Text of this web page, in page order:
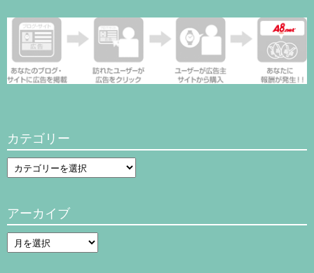
カテゴリー
カ
テ
リ
ー
アーカイブ
ア
ー